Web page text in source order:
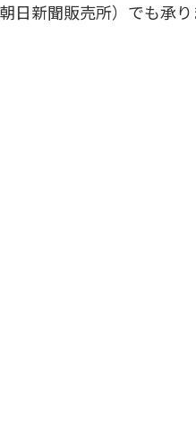
日新聞販売所）でも承り